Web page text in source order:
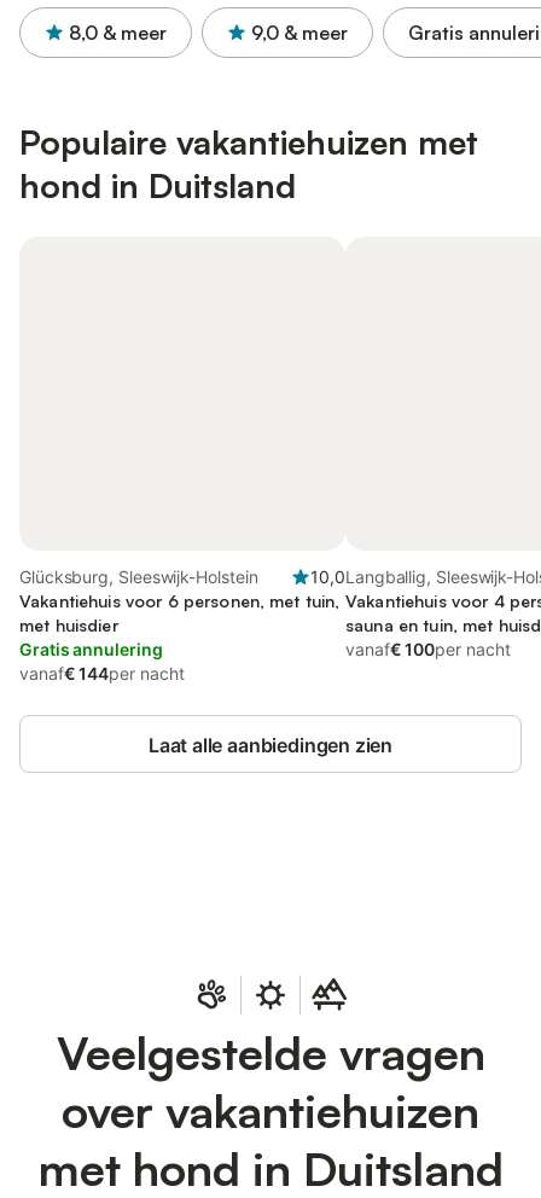
8,0 & meer 9,0 & meer Gratis
Populaire vakantiehuizen met
hond in Duitsland
Glücksburg, Sleeswijk-Holstein
10,0
Vakantiehuis voor 6 personen, met tuin,
met huisdier
Gratis annulering
vanaf€ 144per nacht
Langballig, Sleeswijk-
Vakantiehuis voor 4
sauna en tuin, met
vanaf€ 100per nacht
Laat alle aanbiedingen zien
Veelgestelde vragen
over vakantiehuizen
met hond in Duitsland